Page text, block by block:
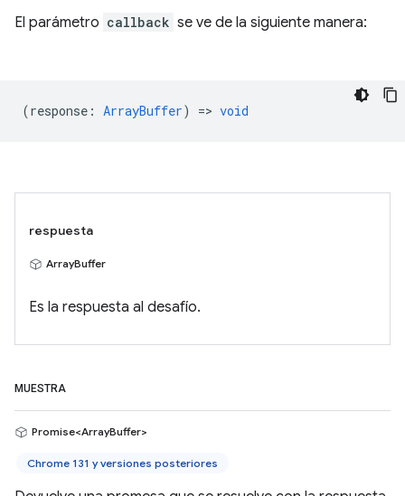
El parámetro callback se ve de la siguiente manera:
(response : ArrayBuffer) => void
respuesta
ArrayBuffer
Es la respuesta al desafío.
MUESTRA
Promise<ArrayBuffer>
Chrome 131 y versiones posteriores